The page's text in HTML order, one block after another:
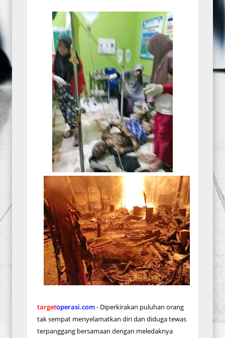
targetoperasi.com- Diperkirakan puluhan orang
tak sempat menyelamatkan diri dan diduga tewas
terpanggang bersamaan dengan meledaknya